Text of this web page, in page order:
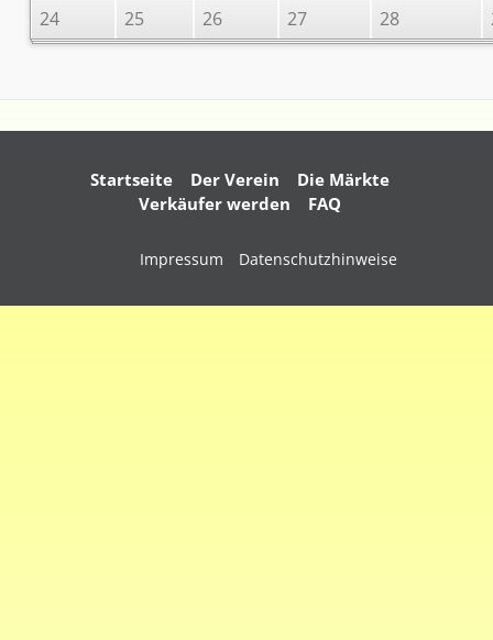
24
25 26 27 28
Navigation
überspringen
Startseite Der Verein
Die Märkte
Verkäufer werden
FAQ
überspringen
Impressum Datenschutzhinweise